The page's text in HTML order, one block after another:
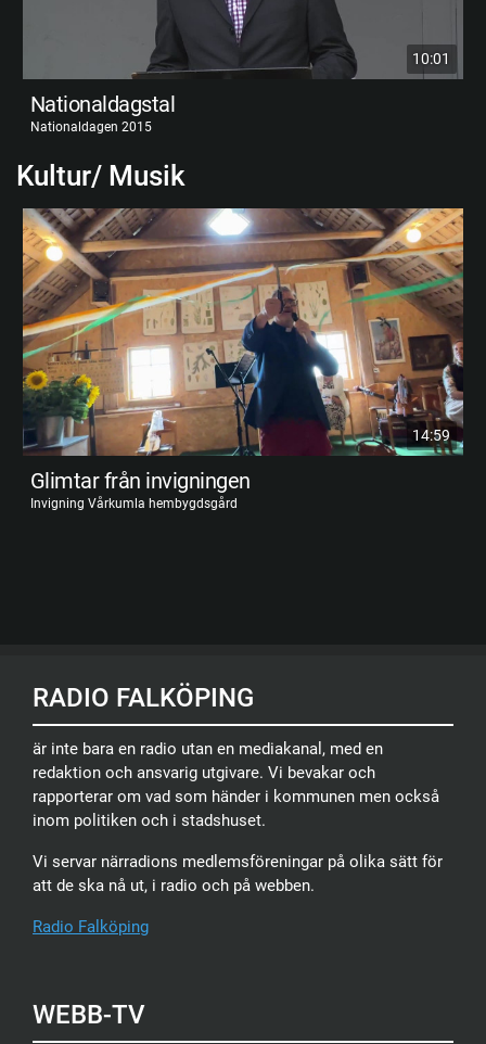
10:01
Nationaldagstal
Nationaldagen 2015
Kultur/ Musik
14:59
Glimtar från invigningen
Invigning Vårkumla hembygdsgård
RADIO FALKÖPING
är inte bara en radio utan en mediakanal, med en
redaktion och ansvarig utgivare. Vi bevakar och
rapporterar om vad som händer i kommunen men också
inom politiken och i stadshuset.
Vi servar närradions medlemsföreningar på olika sätt för
att de ska nå ut, i radio och på webben.
Radio Falköping
WEBB-TV